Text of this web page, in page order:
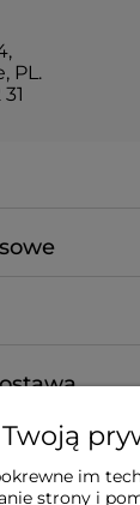
PL.
im
strony i